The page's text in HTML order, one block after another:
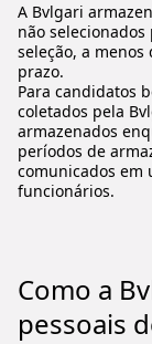
A Bvlgari
não
seleção, a
prazo.
Para candidatos
coletados pela
armazenados
períodos de
comunicados em
funcionários.
Como a
pessoais